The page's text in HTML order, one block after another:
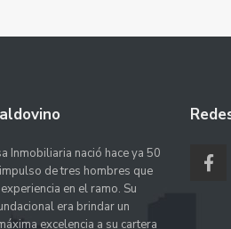
Inmobiliaria nació hace ya 50
de tres hombres que
en el ramo. Su
era brindar un
excelencia a su cartera